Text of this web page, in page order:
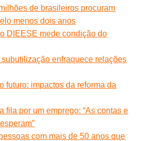
de brasileiros procuram
menos dois anos
DIEESE mede condição do
enfraquece relações
futuro: impactos da reforma da
fila por um emprego: “As contas e
com mais de 50 anos que